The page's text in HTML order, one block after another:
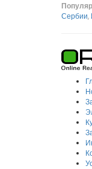
Сербии,